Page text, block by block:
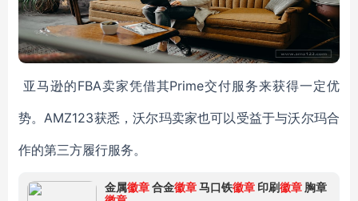
亚马逊的FBA卖家凭借其Prime交付服务来获得一定优
势。AMZ123获悉，沃尔玛卖家也可以受益于与沃尔玛合
作的第三方履行服务。
金属徽章合金徽章马口铁徽章 印刷徽章 胸章